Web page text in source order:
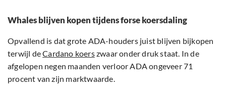
Whales blijven kopen tijdens forse koersdaling
Opvallend is dat grote ADA-houders juist blijven bijkopen
terwijl deCardano koerszwaar onder druk staat. In de
afgelopen negen maanden verloor ADA ongeveer 71
procent van zijn marktwaarde.